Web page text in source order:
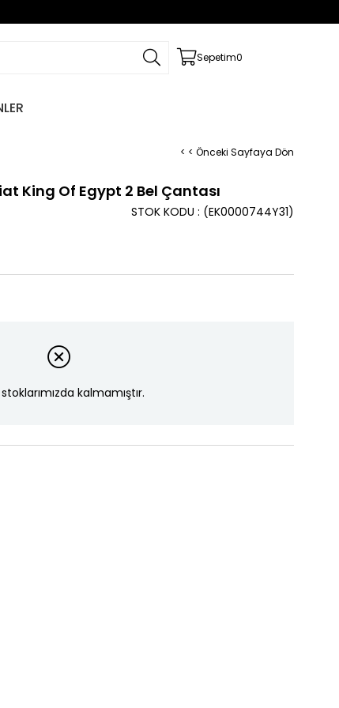
Sepetim0
< < Önceki Sayfaya Dön
King Of Egypt 2 Bel Çantası
(EK0000744Y31)
STOK KODU
kalmamıştır.